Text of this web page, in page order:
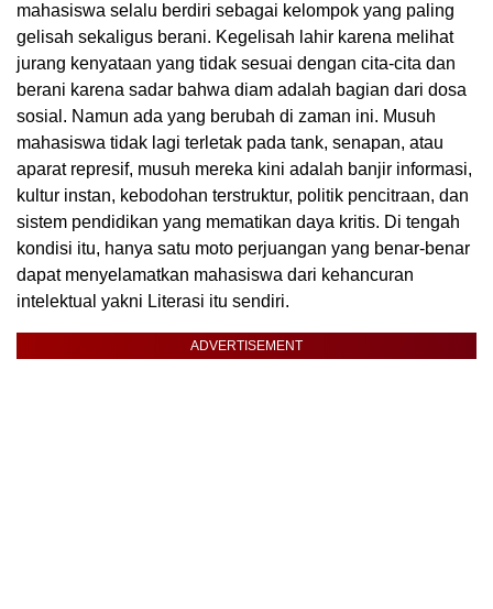
mahasiswa selalu berdiri sebagai kelompok yang paling
gelisah sekaligus berani. Kegelisah lahir karena melihat
jurang kenyataan yang tidak sesuai dengan cita-cita dan
berani karena sadar bahwa diam adalah bagian dari dosa
sosial. Namun ada yang berubah di zaman ini. Musuh
mahasiswa tidak lagi terletak pada tank, senapan, atau
aparat represif, musuh mereka kini adalah banjir informasi,
kultur instan, kebodohan terstruktur, politik pencitraan, dan
sistem pendidikan yang mematikan daya kritis. Di tengah
kondisi itu, hanya satu moto perjuangan yang benar-benar
dapat menyelamatkan mahasiswa dari kehancuran
intelektual yakni Literasi itu sendiri.
ADVERTISEMENT